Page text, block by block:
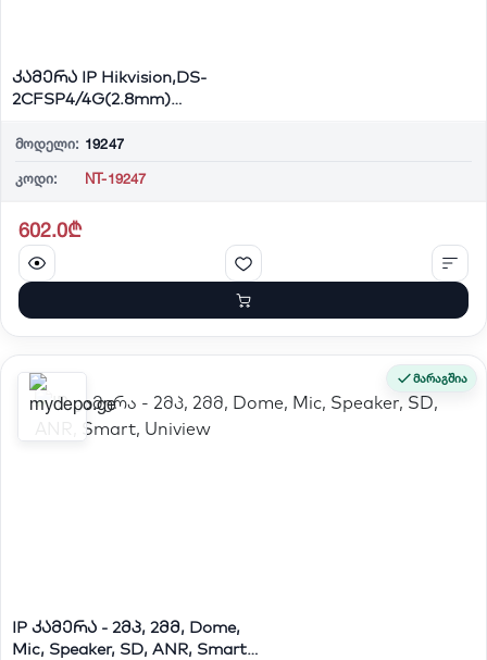
კამერა IP Hikvision,DS-
2CFSP4/4G(2.8mm)
მოდელი: 19247
კოდი: NT-19247
602.0₾
მარაგშია
IP კამერა - 2მპ, 2მმ, Dome,
Mic, Speaker, SD, ANR, Smart,